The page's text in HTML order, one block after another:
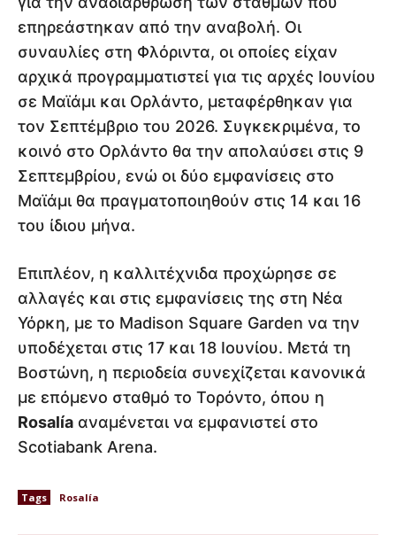
επηρεάστηκαν από την αναβολή. Οι
συναυλίες στη Φλόριντα, οι οποίες είχαν
αρχικά προγραμματιστεί για τις αρχές Ιουνίου
σε Μαϊάμι και Ορλάντο, μεταφέρθηκαν για
τον Σεπτέμβριο του 2026. Συγκεκριμένα, το
κοινό στο Ορλάντο θα την απολαύσει στις 9
Σεπτεμβρίου, ενώ οι δύο εμφανίσεις στο
Μαϊάμι θα πραγματοποιηθούν στις 14 και 16
του ίδιου μήνα.
Επιπλέον, η καλλιτέχνιδα προχώρησε σε
αλλαγές και στις εμφανίσεις της στη Νέα
Υόρκη, με το Madison Square Garden να την
υποδέχεται στις 17 και 18 Ιουνίου. Μετά τη
Βοστώνη, η περιοδεία συνεχίζεται κανονικά
με επόμενο σταθμό το Τορόντο, όπου η
Rosalía αναμένεται να εμφανιστεί στο
Scotiabank Arena.
Tags Rosalía